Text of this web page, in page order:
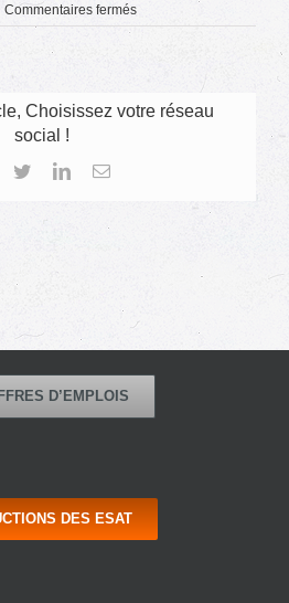
Commentaires ferméssur
carre
Choisissez votre réseau
social !
Facebook
TwitterLinkedInEmail
D’EMPLOIS
DES ESAT